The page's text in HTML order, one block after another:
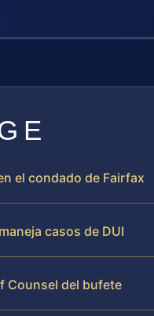
el condado de Fairfax
casos de DUI
Counsel del bufete